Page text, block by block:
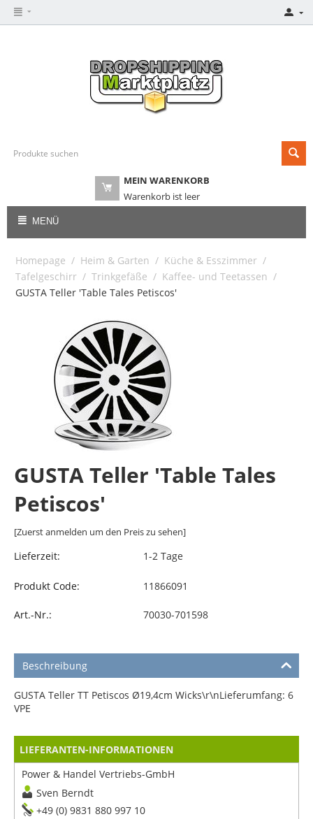
MEIN WARENKORB
Warenkorb ist leer
MENÜ
Homepage / Heim & Garten / Küche & Esszimmer /
Tafelgeschirr / Trinkgefäße / Kaffee- und Teetassen /
GUSTA Teller 'Table Tales Petiscos'
GUSTA Teller 'Table Tales
Petiscos'
[Zuerst anmelden um den Preis zu sehen]
Lieferzeit: 1-2 Tage
Produkt Code: 11866091
Art.-Nr.: 70030-701598
Beschreibung
GUSTA Teller TT Petiscos Ø19,4cm Wicks\r\nLieferumfang: 6
VPE
LIEFERANTEN-INFORMATIONEN
Power & Handel Vertriebs-GmbH
Sven Berndt
+49 (0) 9831 880 997 10